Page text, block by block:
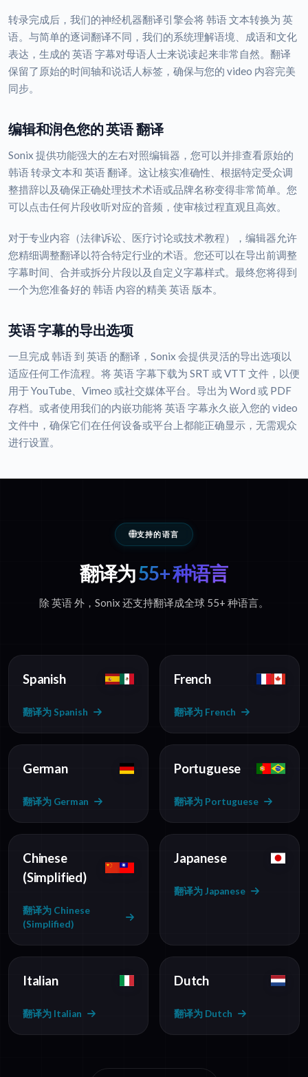
转录完成后，我们的神经机器翻译引擎会将 韩语 文本转换为 英
语。与简单的逐词翻译不同，我们的系统理解语境、成语和文化
表达，生成的 英语 字幕对母语人士来说读起来非常自然。翻译
保留了原始的时间轴和说话人标签，确保与您的 video 内容完美
同步。
编辑和润色您的 英语 翻译
Sonix 提供功能强大的左右对照编辑器，您可以并排查看原始的
韩语 转录文本和 英语 翻译。这让核实准确性、根据特定受众调
整措辞以及确保正确处理技术术语或品牌名称变得非常简单。您
可以点击任何片段收听对应的音频，使审核过程直观且高效。
对于专业内容（法律诉讼、医疗讨论或技术教程），编辑器允许
您精细调整翻译以符合特定行业的术语。您还可以在导出前调整
字幕时间、合并或拆分片段以及自定义字幕样式。最终您将得到
一个为您准备好的 韩语 内容的精美 英语 版本。
英语 字幕的导出选项
一旦完成 韩语 到 英语 的翻译，Sonix 会提供灵活的导出选项以
适应任何工作流程。将 英语 字幕下载为 SRT 或 VTT 文件，以便
用于 YouTube、Vimeo 或社交媒体平台。导出为 Word 或 PDF
存档。或者使用我们的内嵌功能将 英语 字幕永久嵌入您的 video
文件中，确保它们在任何设备或平台上都能正确显示，无需观众
进行设置。
支持的语言
翻译为55+ 种语言
除 英语 外，Sonix 还支持翻译成全球 55+ 种语言。
Spanish
翻译为 Spanish
French
翻译为 French
German
翻译为 German
Portuguese
翻译为 Portuguese
Chinese
(Simplified)
翻译为 Chinese
(Simplified)
Japanese
翻译为 Japanese
Italian
翻译为 Italian
Dutch
翻译为 Dutch